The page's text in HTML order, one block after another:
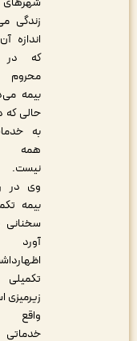
زندگی می‌کند به
اندازه آن افرادی
که در مناطق
محروم هستند
بیمه می‌دهد در
حالی که دسترسی
به خدمات برای
همه یکسان
وی در رابطه با
بیمه تکمیلی نیز
سخنانی به زبان
آورد و
اظهارداشت: بیمه
تکمیلی همان
زیرمیزی‌ است و در
واقع همان
خدماتی که در